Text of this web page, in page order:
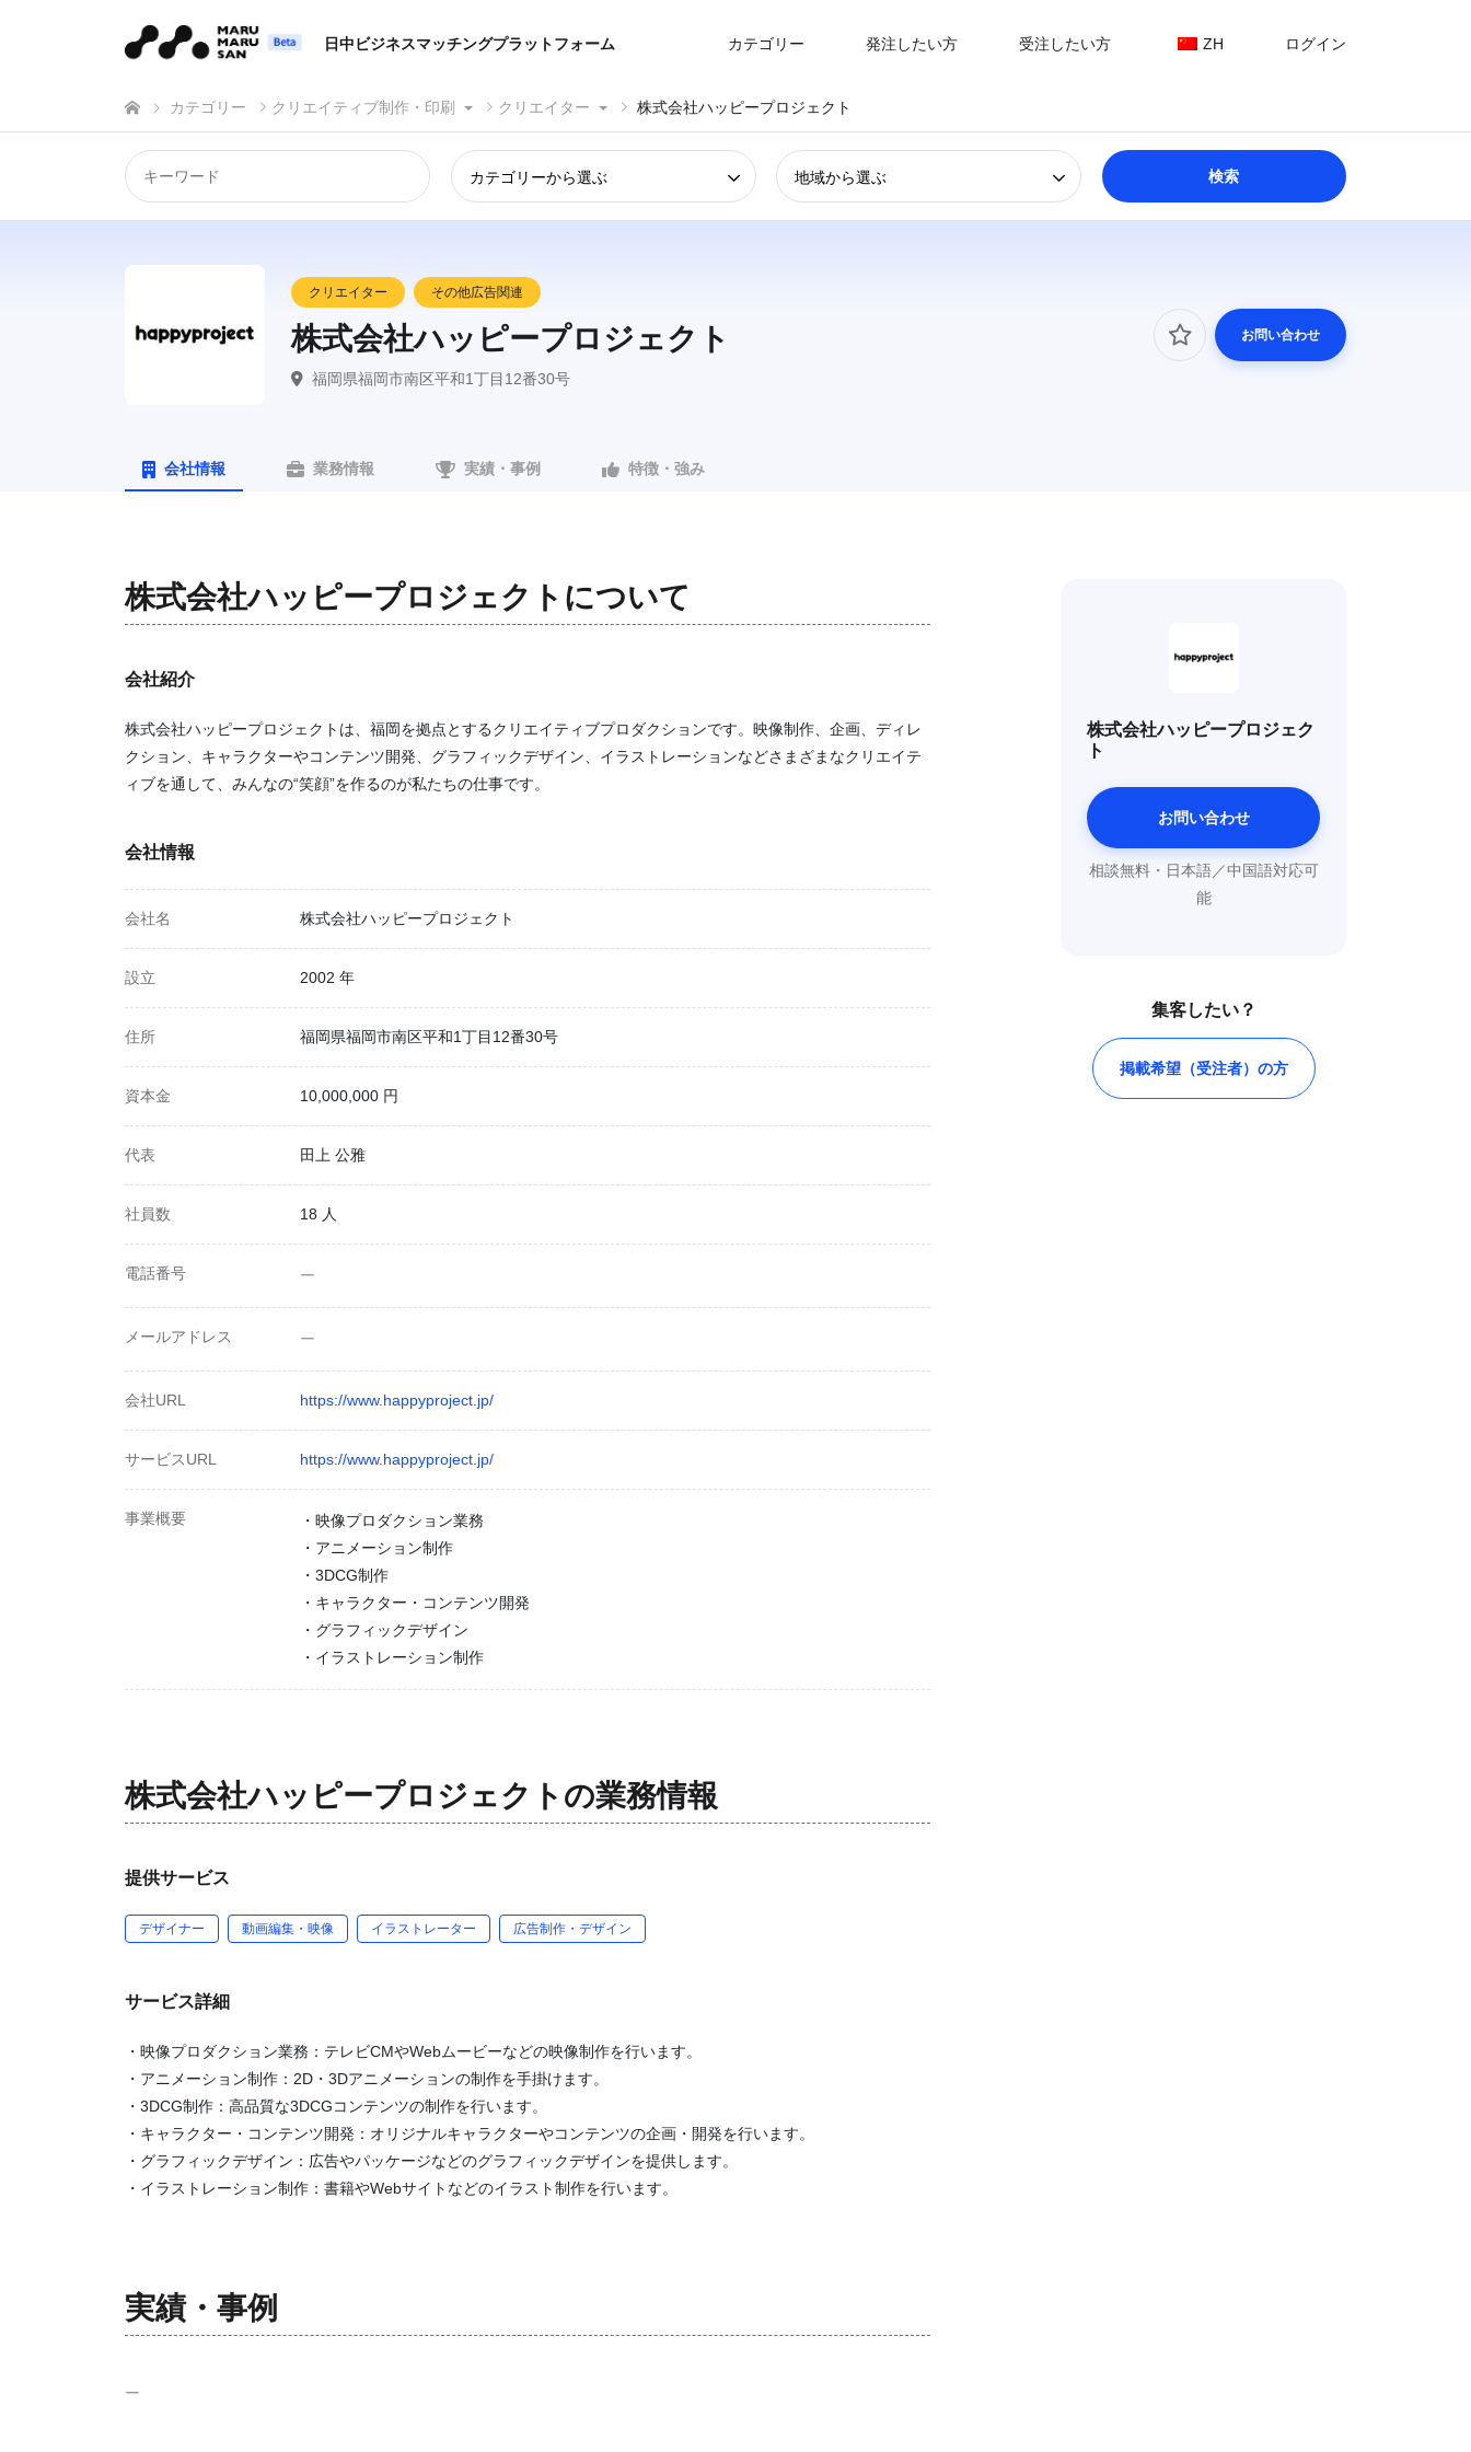
日中ビジネスマッチングプラットフォーム カテゴリー 発注したい方 受注したい方 ZH ログイン
カテゴリー クリエイティブ制作・印刷 クリエイター 株式会社ハッピープロジェクト
カテゴリーから選ぶ 地域から選ぶ
クリエイター その他広告関連
株式会社ハッピープロジェクト
福岡県福岡市南区平和1丁目12番30号
お問い合わせ
会社情報 業務情報 実績・事例 特徴・強み
株式会社ハッピープロジェクト について
会社紹介
株式会社ハッピープロジェクトは、福岡を拠点とするクリエイティブプロダクションです。映像制作、企画、ディレ
クション、キャラクターやコンテンツ開発、グラフィックデザイン、イラストレーションなどさまざまなクリエイテ
ィブを通して、みんなの“笑顔”を作るのが私たちの仕事です。
会社情報
会社名 株式会社ハッピープロジェクト
設立 2002 年
住所 福岡県福岡市南区平和1丁目12番30号
資本金 10,000,000 円
代表 田上 公雅
社員数 18 人
電話番号 ー
メールアドレス ー
会社URL https://www.happyproject.jp/
サービスURL https://www.happyproject.jp/
事業概要
・映像プロダクション業務
・アニメーション制作
・3DCG制作
・キャラクター・コンテンツ開発
・グラフィックデザイン
・イラストレーション制作
株式会社ハッピープロジェクト の業務情報
提供サービス
デザイナー 動画編集・映像 イラストレーター 広告制作・デザイン
サービス詳細
・映像プロダクション業務：テレビCMやWebムービーなどの映像制作を行います。
・アニメーション制作：2D・3Dアニメーションの制作を手掛けます。
・3DCG制作：高品質な3DCGコンテンツの制作を行います。
・キャラクター・コンテンツ開発：オリジナルキャラクターやコンテンツの企画・開発を行います。
・グラフィックデザイン：広告やパッケージなどのグラフィックデザインを提供します。
・イラストレーション制作：書籍やWebサイトなどのイラスト制作を行います。
実績・事例
ー
株式会社ハッピープロジェク
ト
お問い合わせ
相談無料・日本語／中国語対応可
能
集客したい？
掲載希望（受注者）の方